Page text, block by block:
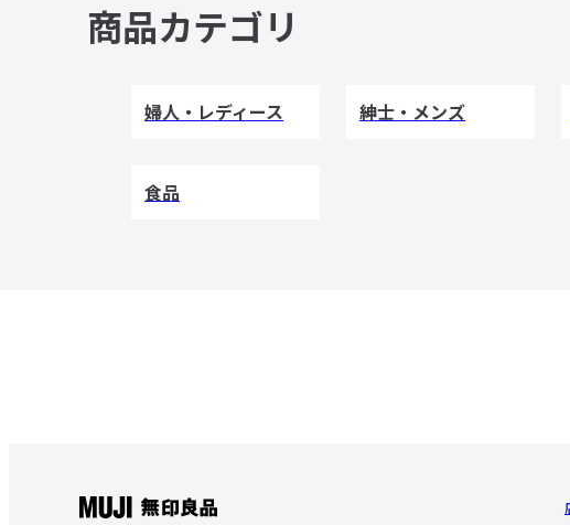
商品カテゴリ
婦人・レディース 紳士・メンズ
食品